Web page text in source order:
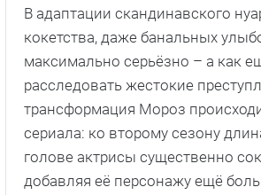
В адаптации скандинавского
кокетства, даже банальных
максимально серьёзно – а как
расследовать жестокие
трансформация Мороз
сериала: ко второму сезону
голове актрисы существенно
добавляя её персонажу ещё